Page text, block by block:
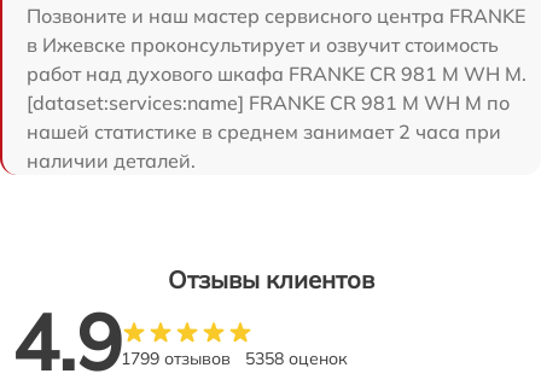
Позвоните и наш мастер сервисного центра FRANKE
в Ижевске проконсультирует и озвучит стоимость
работ над духового шкафа FRANKE CR 981 M WH M.
[dataset:services:name] FRANKE CR 981 M WH M по
нашей статистике в среднем занимает 2 часа при
наличии деталей.
Отзывы клиентов
4.91799 отзывов 5358 оценок